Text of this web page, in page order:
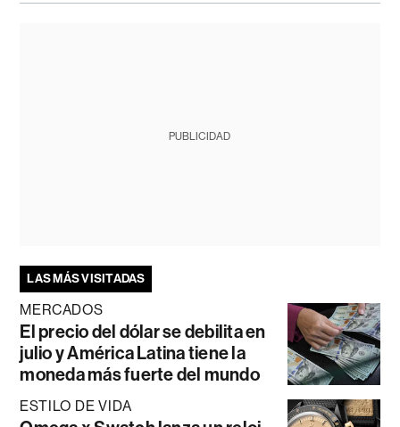
PUBLICIDAD
LAS MÁS VISITADAS
MERCADOS
El precio del dólar se debilita en
julio y América Latina tiene la
moneda más fuerte del mundo
ESTILO DE VIDA